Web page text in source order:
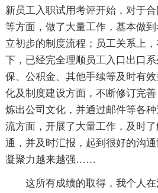
新员工入职试用考评开始，对于
等方面，做了大量工作，基本做
立初步的制度流程；员工关系上
下，已经完全理顺员工入口出口
保、公积金、其他手续等及时有
化及制度建设方面，不断修订完
炼出公司文化，并通过邮件等各
流方面，开展了大量工作，及时
通，并及时汇报，起到很好的沟
凝聚力越来越强……
这所有成绩的取得，我个人